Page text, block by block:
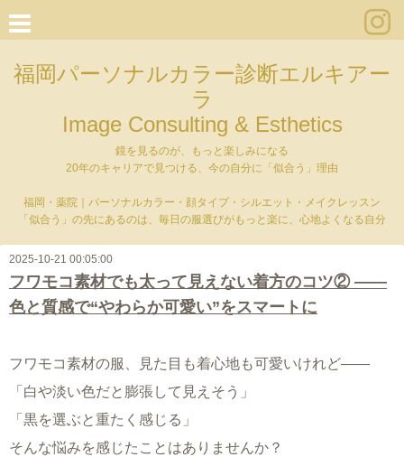
福岡パーソナルカラー診断エルキアー
ラ
Image Consulting & Esthetics
鏡を見るのが、もっと楽しみになる
20年のキャリアで見つける、今の自分に「似合う」理由
福岡・薬院｜パーソナルカラー・顔タイプ・シルエット・メイクレッスン
「似合う」の先にあるのは、毎日の服選びがもっと楽に、心地よくなる自分
2025-10-21 00:05:00
フワモコ素材でも太って見えない着方のコツ② ——
色と質感で“やわらか可愛い”をスマートに
フワモコ素材の服、見た目も着心地も可愛いけれど——
「白や淡い色だと膨張して見えそう」
「黒を選ぶと重たく感じる」
そんな悩みを感じたことはありませんか？